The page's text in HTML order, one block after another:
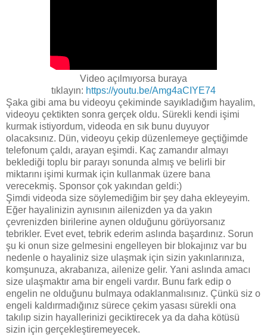
Video açılmıyorsa buraya
tıklayın: https://youtu.be/Amg4aCIYE74
Şaka gibi ama bu videoyu çekiminde sayıkladığım hayalim,
videoyu çektikten sonra gerçek oldu. Sürekli kendi işimi
kurmak istiyordum, videoda en sık bunu duyuyor
olacaksınız. Dün, videoyu çekip düzenlemeye geçtiğimde
telefonum çaldı, arayan eşimdi. Kaç zamandır almayı
beklediği toplu bir parayı sonunda almış ve belirli bir
miktarını işimi kurmak için kullanmak üzere bana
verecekmiş. Sponsor çok yakından geldi:)
Şimdi videoda size söylemediğim bir şey daha ekleyeyim.
Eğer hayalinizin aynısının ailenizden ya da yakın
çevrenizden birilerine aynen olduğunu görüyorsanız
tebrikler. Evet evet, tebrik ederim aslında başardınız. Sorun
şu ki onun size gelmesini engelleyen bir blokajınız var bu
nedenle o hayaliniz size ulaşmak için sizin yakınlarınıza,
komşunuza, akrabanıza, ailenize gelir. Yani aslında amacı
size ulaşmaktır ama bir engeli vardır. Bunu fark edip o
engelin ne olduğunu bulmaya odaklanmalısınız. Çünkü siz o
engeli kaldırmadığınız sürece çekim yasası sürekli ona
takılıp sizin hayallerinizi geciktirecek ya da daha kötüsü
sizin için gerçekleştiremeyecek.